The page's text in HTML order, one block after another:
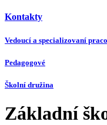
Kontakty
Vedoucí a specializovaní
Pedagogové
Školní družina
Základní